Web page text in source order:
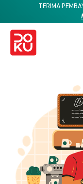
TERIMA